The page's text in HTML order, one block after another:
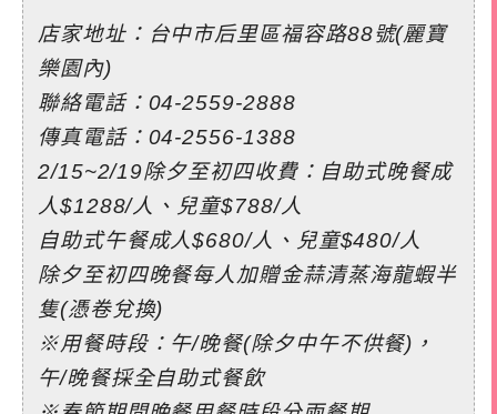
店家地址：台中市后里區福容路88號(麗寶
樂園內)
聯絡電話：04-2559-2888
傳真電話：04-2556-1388
2/15~2/19除夕至初四收費：自助式晚餐成
人$1288/人、兒童$788/人
自助式午餐成人$680/人、兒童$480/人
除夕至初四晚餐每人加贈金蒜清蒸海龍蝦半
隻(憑卷兌換)
※用餐時段：午/晚餐(除夕中午不供餐)，
午/晚餐採全自助式餐飲